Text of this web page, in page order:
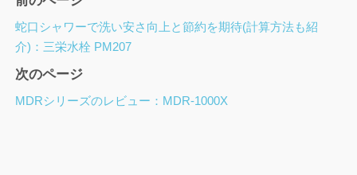
ー
ジ
ナ
ビ
ゲ
蛇口シャワーで洗い安さ向上と節約を期待(計算方法も紹
介)：三栄水栓 PM207
次のページ
MDRシリーズのレビュー：MDR-1000X